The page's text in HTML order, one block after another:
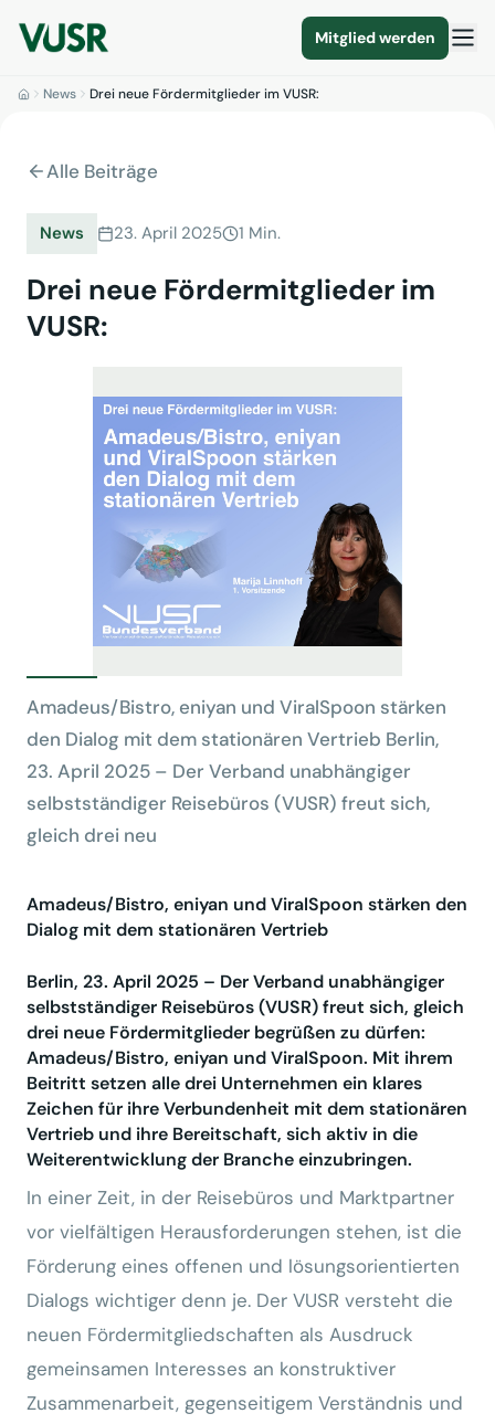
Mitglied werden
News Drei neue Fördermitglieder im VUSR:
Alle Beiträge
News 23. April 2025 1 Min.
Drei neue Fördermitglieder im
VUSR:
Amadeus/Bistro, eniyan und ViralSpoon stärken
den Dialog mit dem stationären Vertrieb Berlin,
23. April 2025 – Der Verband unabhängiger
selbstständiger Reisebüros (VUSR) freut sich,
gleich drei neu
Amadeus/Bistro, eniyan und ViralSpoon stärken den
Dialog mit dem stationären Vertrieb
Berlin, 23. April 2025 – Der Verband unabhängiger
selbstständiger Reisebüros (VUSR) freut sich, gleich
drei neue Fördermitglieder begrüßen zu dürfen:
Amadeus/Bistro, eniyan und ViralSpoon. Mit ihrem
Beitritt setzen alle drei Unternehmen ein klares
Zeichen für ihre Verbundenheit mit dem stationären
Vertrieb und ihre Bereitschaft, sich aktiv in die
Weiterentwicklung der Branche einzubringen.
In einer Zeit, in der Reisebüros und Marktpartner
vor vielfältigen Herausforderungen stehen, ist die
Förderung eines offenen und lösungsorientierten
Dialogs wichtiger denn je. Der VUSR versteht die
neuen Fördermitgliedschaften als Ausdruck
gemeinsamen Interesses an konstruktiver
Zusammenarbeit, gegenseitigem Verständnis und